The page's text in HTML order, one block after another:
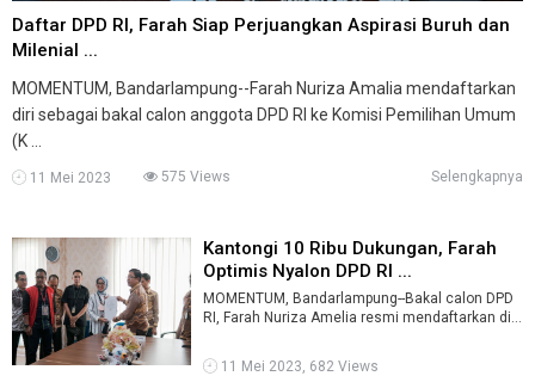
Daftar DPD RI, Farah Siap Perjuangkan Aspirasi Buruh dan
Milenial ...
MOMENTUM, Bandarlampung--Farah Nuriza Amalia mendaftarkan
diri sebagai bakal calon anggota DPD RI ke Komisi Pemilihan Umum
(K ...
11 Mei 2023 575 Views Selengkapnya
Kantongi 10 Ribu Dukungan, Farah
Optimis Nyalon DPD RI ...
MOMENTUM, Bandarlampung--Bakal calon DPD
RI, Farah Nuriza Amelia resmi mendaftarkan diri
11 Mei 2023, 682 Views